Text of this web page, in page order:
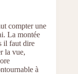
compter une
La montée
il faut dire
la vue,
à